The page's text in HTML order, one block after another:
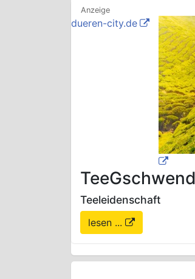
dueren-city.de
Teeleidenschaft
lesen ...